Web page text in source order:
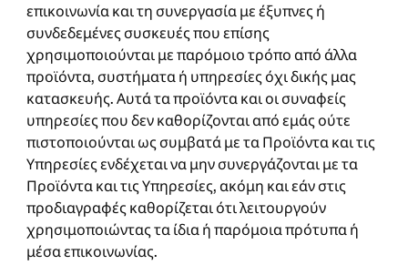
επικοινωνία και τη συνεργασία με έξυπνες ή
συνδεδεμένες συσκευές που επίσης
χρησιμοποιούνται με παρόμοιο τρόπο από άλλα
προϊόντα, συστήματα ή υπηρεσίες όχι δικής μας
κατασκευής. Αυτά τα προϊόντα και οι συναφείς
υπηρεσίες που δεν καθορίζονται από εμάς ούτε
πιστοποιούνται ως συμβατά με τα Προϊόντα και τις
Υπηρεσίες ενδέχεται να μην συνεργάζονται με τα
Προϊόντα και τις Υπηρεσίες, ακόμη και εάν στις
προδιαγραφές καθορίζεται ότι λειτουργούν
χρησιμοποιώντας τα ίδια ή παρόμοια πρότυπα ή
μέσα επικοινωνίας.